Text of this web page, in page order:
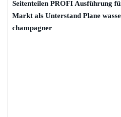
Seitenteilen PROFI Ausführung
Markt als Unterstand Plane
champagner